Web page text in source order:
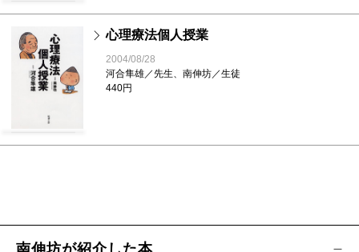
心理療法個人授業
2004/08/28
河合隼雄／先生、南伸坊／生徒
440円